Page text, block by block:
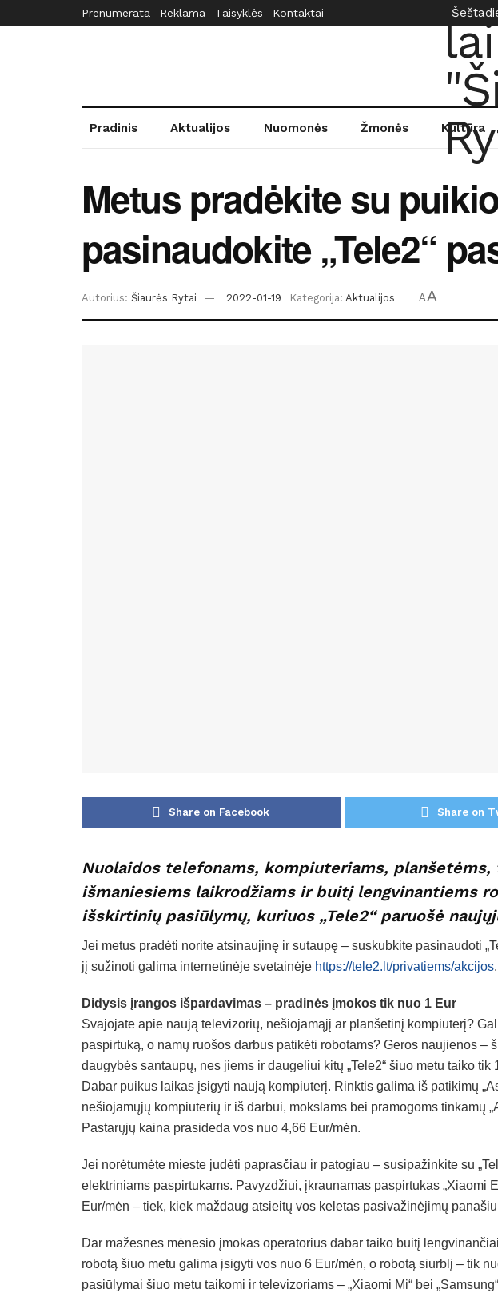
Prenumerata Reklama Taisyklės Kontaktai
Pradinis Aktualijos Nuomonės Žmonės Kultūra
Metus pradėkite su
pasinaudokite „Tele2“
Autorius: Šiaurės Rytai 2022-01-19 Kategorija: Aktualijos AA
Share on Facebook Share on
Nuolaidos telefonams, kompiuteriams, planšetėms,
išmaniesiems laikrodžiams ir buitį lengvinantiems
išskirtinių pasiūlymų, kuriuos „Tele2“ paruošė
Jei metus pradėti norite atsinaujinę ir sutaupę – suskubkite pasinaudoti
jį sužinoti galima internetinėje svetainėje https://tele2.lt/privatiems/akcijos.
Didysis įrangos išpardavimas – pradinės įmokos tik nuo 1 Eur
Svajojate apie naują televizorių, nešiojamąjį ar planšetinį kompiuterį?
paspirtuką, o namų ruošos darbus patikėti robotams? Geros naujienos –
daugybės santaupų, nes jiems ir daugeliui kitų „Tele2“ šiuo metu taiko tik
Dabar puikus laikas įsigyti naują kompiuterį. Rinktis galima iš patikimų
nešiojamųjų kompiuterių ir iš darbui, mokslams bei pramogoms tinkamų
Pastarųjų kaina prasideda vos nuo 4,66 Eur/mėn.
Jei norėtumėte mieste judėti paprasčiau ir patogiau – susipažinkite su
elektriniams paspirtukams. Pavyzdžiui, įkraunamas paspirtukas „Xiaomi
Eur/mėn – tiek, kiek maždaug atsieitų vos keletas pasivažinėjimų
Dar mažesnes mėnesio įmokas operatorius dabar taiko buitį
robotą šiuo metu galima įsigyti vos nuo 6 Eur/mėn, o robotą siurblį – tik
pasiūlymai šiuo metu taikomi ir televizoriams – „Xiaomi Mi“ bei